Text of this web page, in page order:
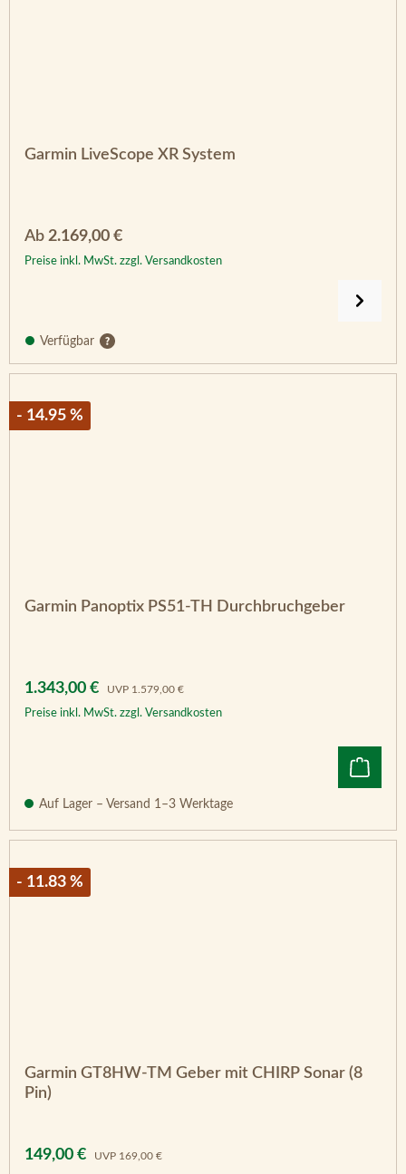
Garmin LiveScope XR System
Regulärer Preis:
Ab 2.169,00 €
Preise inkl. MwSt. zzgl. Versandkosten
Verfügbar
- 14.95 %
Garmin Panoptix PS51-TH Durchbruchgeber
Verkaufspreis:
1.343,00 € UVP Regulärer Preis:
1.579,00 €
Preise inkl. MwSt. zzgl. Versandkosten
Auf Lager – Versand 1–3 Werktage
- 11.83 %
Garmin GT8HW-TM Geber mit CHIRP Sonar (8
Pin)
Verkaufspreis:
149,00 € UVP Regulärer Preis:
169,00 €